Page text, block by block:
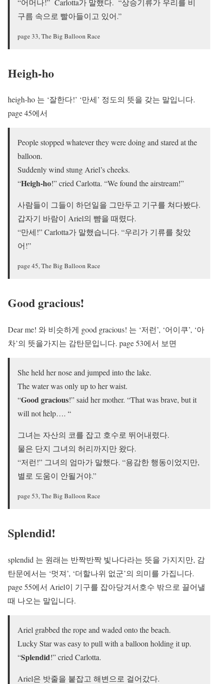
구름 속으로 빨아들이고 있어.”
page 33, The Big Balloon Race
Heigh-ho
heigh-ho 는 ‘잘한다!’ ‘만세’ 정도의 뜻을 갖는 말입니다.
page 45에서
People stopped whatever they were doing and stared at the
balloon.
Suddenly wind stung Ariel’s cheeks.
“Heigh-ho!” cried Carlotta. “We found the airstream!”
사람들이 그들이 하던일을 그만두고 기구를 쳐다봤다.
갑자기 바람이 Ariel의 뺨을 때렸다.
“만세!” Carlotta가 말했습니다. “우리가 기류를 찾았
어!”
page 45, The Big Balloon Race
Good gracious!
Dear me! 와 비슷하게 good gracious! 는 ‘저런’, ‘어이쿠’, ‘아
차’의 뜻을가지는 감탄문입니다. page 53에서 보면
She held her nose and jumped into the lake.
The water was only up to her waist.
“Good gracious!” said her mother. “That was brave, but it
will not help…. “
그녀는 자산의 코를 잡고 호수로 뛰어내렸다.
물은 단지 그녀의 허리까지만 왔다.
“저런!” 그녀의 엄마가 말했다. “용감한 행동이었지만,
별로 도움이 안될거야.”
page 53, The Big Balloon Race
Splendid!
splendid 는 원래는 반짝반짝 빛나다라는 뜻을 가지지만, 감
탄문에서는 ‘멋져’, ‘더할나위 없군’의 의미를 가집니다.
page 55에서 Ariel이 기구를 잡아당겨서호수 밖으로 끌어낼
때 나오는 말입니다.
Ariel grabbed the rope and waded onto the beach.
Lucky Star was easy to pull with a balloon holding it up.
“Splendid!” cried Carlotta.
Ariel은 밧줄을 붙잡고 해변으로 걸어갔다.